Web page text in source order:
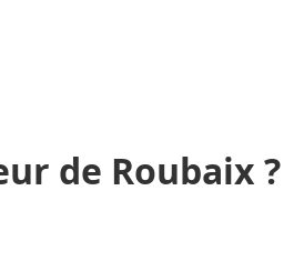
de Roubaix ?